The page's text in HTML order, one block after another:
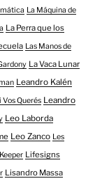
La Máquina de
La Perra que los
Las Manos de
La Vaca Lunar
Leandro Kalén
Vos Querés Leandro
Leo Laborda
Leo Zanco Les
Lifesigns
Lisandro Massa